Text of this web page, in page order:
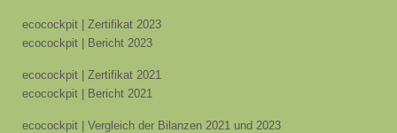
ecocockpit | Zertifikat 2023
ecocockpit | Bericht 2023
ecocockpit | Zertifikat 2021
ecocockpit | Bericht 2021
ecocockpit | Vergleich der Bilanzen 2021 und 2023